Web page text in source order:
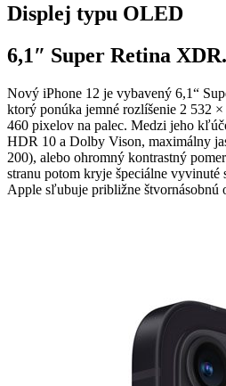
Displej typu OLED
6,1″ Super Retina XDR.
Nový iPhone 12 je vybavený 6,1“
ktorý ponúka jemné rozlíšenie 2 532
460 pixelov na palec. Medzi jeho
HDR 10 a Dolby Vison, maximálny
200), alebo ohromný kontrastný
stranu potom kryje špeciálne vyvinuté
Apple sľubuje približne štvornásobnú